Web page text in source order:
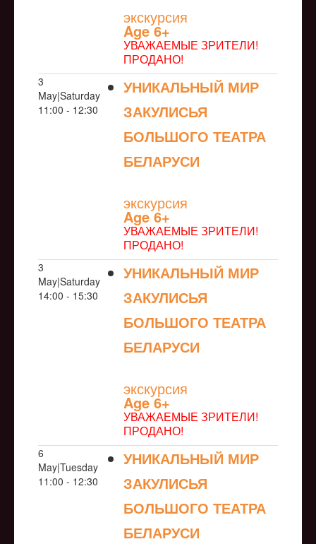
экскурсия
Age 6+
УВАЖАЕМЫЕ ЗРИТЕЛИ!
ПРОДАНО!
3
May|Saturday
11:00 - 12:30
УНИКАЛЬНЫЙ МИР
ЗАКУЛИСЬЯ
БОЛЬШОГО ТЕАТРА
БЕЛАРУСИ
экскурсия
Age 6+
УВАЖАЕМЫЕ ЗРИТЕЛИ!
ПРОДАНО!
3
May|Saturday
14:00 - 15:30
УНИКАЛЬНЫЙ МИР
ЗАКУЛИСЬЯ
БОЛЬШОГО ТЕАТРА
БЕЛАРУСИ
экскурсия
Age 6+
УВАЖАЕМЫЕ ЗРИТЕЛИ!
ПРОДАНО!
6
May|Tuesday
11:00 - 12:30
УНИКАЛЬНЫЙ МИР
ЗАКУЛИСЬЯ
БОЛЬШОГО ТЕАТРА
БЕЛАРУСИ